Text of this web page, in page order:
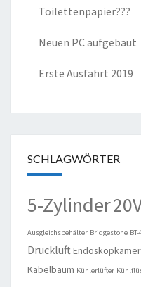
Toilettenpapier???
Neuen PC aufgebaut
Erste Ausfahrt 2019
SCHLAGWÖRTER
5-Zylinder
Ausgleichsbehälter Bridgestone BT-
Druckluft
Kabelbaum Kühlerlüfter